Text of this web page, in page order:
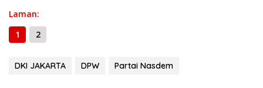
Laman:
1
2
DKI JAKARTA DPW Partai Nasdem